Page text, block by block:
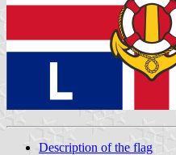
Description of the flag